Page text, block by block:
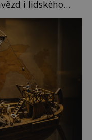
i lidského
jeho slavné sbírky
navždy. Kdo
ještě někde
[…]